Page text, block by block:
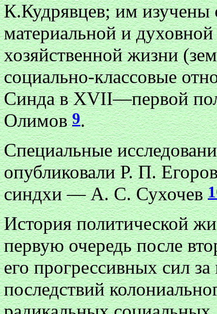
К.Кудрявцев; им изучены
материальной и
хозяйственной жизни
социально-классовые
Синда в XVII—первой
Олимов9.
Специальные
опубликовали Р. П.
синдхи — А. С. Сухочев
История политической
первую очередь после
его прогрессивных сил
последствий